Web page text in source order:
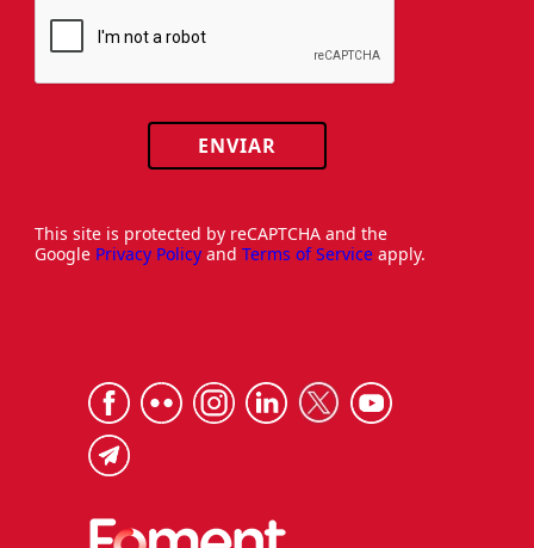
ENVIAR
This site is protected by reCAPTCHA and the
Google Privacy Policy and Terms of Service apply.